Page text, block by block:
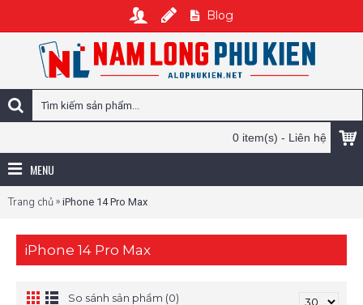
Blog
0 item(s) - Liên hệ
MENU
Trang chủ» iPhone 14 Pro Max
iPhone 14 Pro Max
So sánh sản phẩm (0)